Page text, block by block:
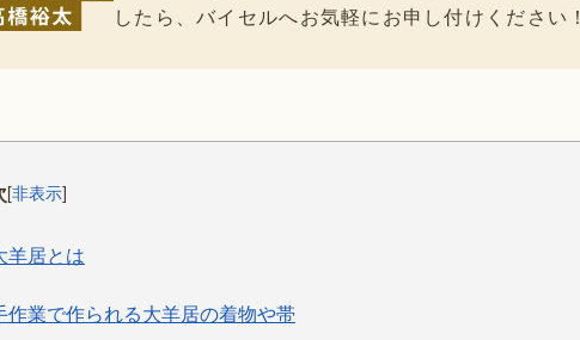
したら、バイセルへお気軽にお申し付けください！
[非表示]
羊居とは
作業で作られる大羊居の着物や帯